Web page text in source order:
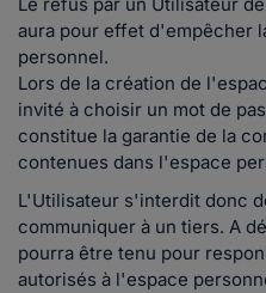
aura pour effet d'empêcher
personnel.
Lors de la création de
invité à choisir un mot de
constitue la garantie de la
contenues dans l'espace
L'Utilisateur s'interdit donc
communiquer à un tiers. A
pourra être tenu pour
autorisés à l'espace